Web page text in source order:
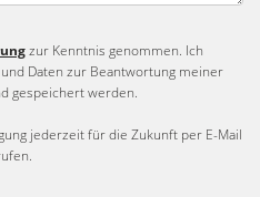
zur Kenntnis genommen. Ich
Daten zur Beantwortung meiner
gespeichert werden.
jederzeit für die Zukunft per E-Mail